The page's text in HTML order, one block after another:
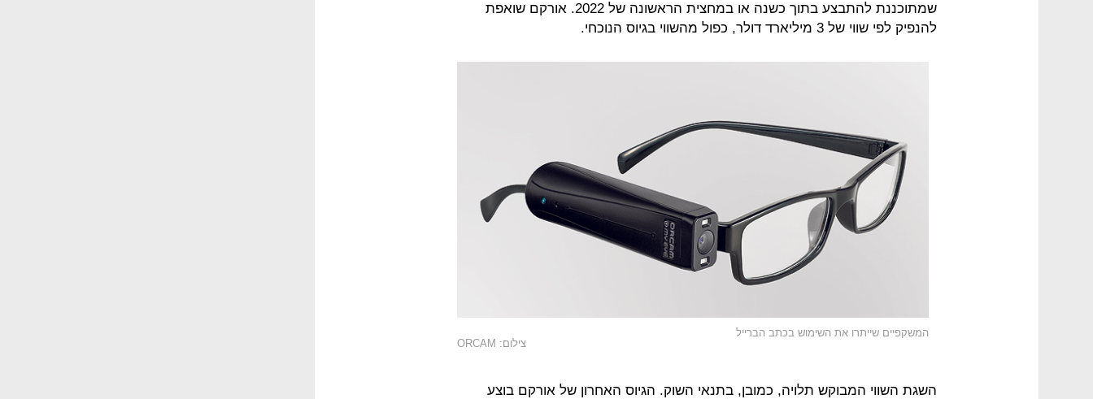
שמתוכננת להתבצע בתוך כשנה או במחצית הראשונה של 2022. אורקם שואפת
להנפיק לפי שווי של 3 מיליארד דולר, כפול מהשווי בגיוס הנוכחי.
המשקפיים שייתרו את השימוש בכתב הברייל
צילום: ORCAM
השגת השווי המבוקש תלויה, כמובן, בתנאי השוק. הגיוס האחרון של אורקם בוצע